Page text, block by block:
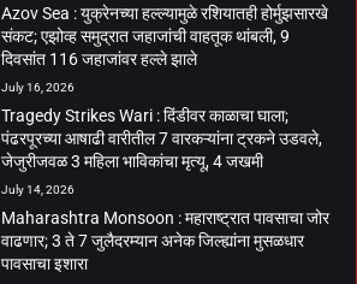
Azov Sea : युक्रेनच्या हल्ल्यामुळे रशियातही होर्मुझसारखे
संकट; एझोव्ह समुद्रात जहाजांची वाहतूक थांबली, 9
दिवसांत 116 जहाजांवर हल्ले झाले
July 16, 2026
Tragedy Strikes Wari : दिंडीवर काळाचा घाला;
पंढरपूरच्या आषाढी वारीतील 7 वारकऱ्यांना ट्रकने उडवले,
जेजुरीजवळ 3 महिला भाविकांचा मृत्यू, 4 जखमी
July 14, 2026
Maharashtra Monsoon : महाराष्ट्रात पावसाचा जोर
वाढणार; 3 ते 7 जुलैदरम्यान अनेक जिल्ह्यांना मुसळधार
पावसाचा इशारा